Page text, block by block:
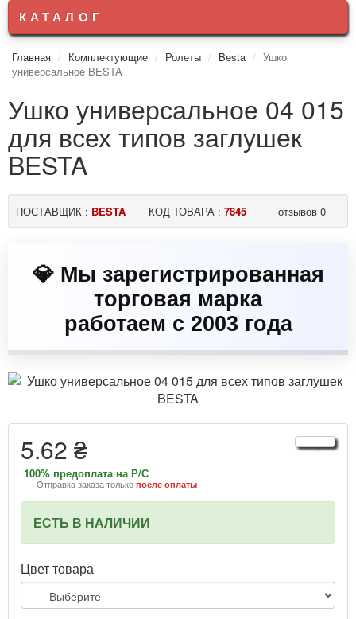
КАТАЛОГ
Главная Комплектующие Ролеты Besta
Ушко
универсальное BESTA
Ушко универсальное 04 015
для всех типов заглушек
BESTA
ПОСТАВЩИК : BESTA КОД ТОВАРА : 7845 отзывов 0
💎 Мы зарегистрированная
торговая марка
работаем с 2003 года
5.62 ₴
100% предоплата на Р/С
Отправка заказа только после оплаты
ЕСТЬ В НАЛИЧИИ
Цвет товара